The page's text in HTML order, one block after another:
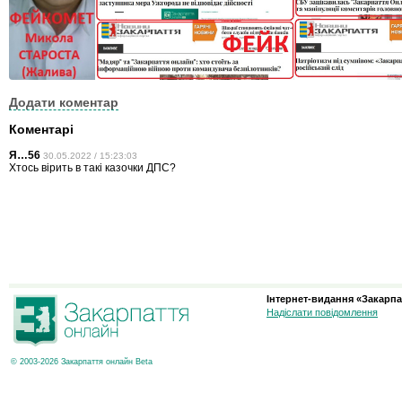
Додати коментар
Коментарі
Я…56 30.05.2022 / 15:23:03
Хтось вірить в такі казочки ДПС?
© 2003-2026 Закарпаття онлайн Beta
Інтернет-видання
Надіслати повідомлення